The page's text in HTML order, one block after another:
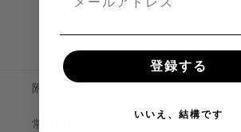
附属机构
常见问题。
登録する
いいえ、結構です